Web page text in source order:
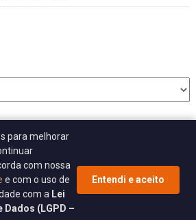
| WordPress Theme bySuperb WordPress
Themes
para melhorar
com nossa
e com o uso de
com a Lei
Dados (LGPD –
Entendi e aceito